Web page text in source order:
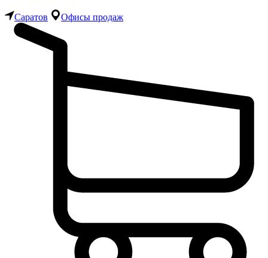
Саратов Офисы продаж